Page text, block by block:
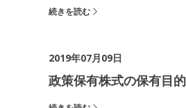
続きを読む
2019年07月09日
政策保有株式の保有目的